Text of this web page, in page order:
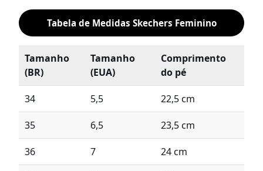
Tabela de Medidas Skechers Feminino
Tamanho
(BR)
Tamanho
(EUA)
Comprimento
do pé
34 5,5 22,5 cm
35 6,5 23,5 cm
36 7 24 cm